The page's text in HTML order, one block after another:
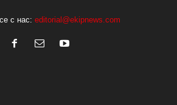
с нас: editorial@ekipnews.com